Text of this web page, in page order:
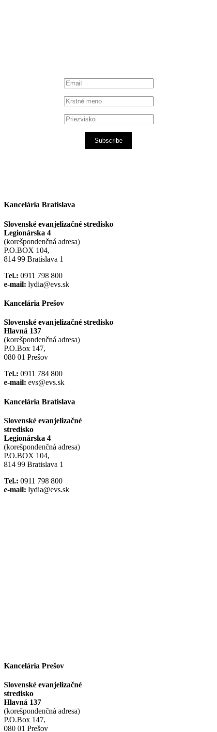
Subscribe
Kancelária Bratislava
Slovenské evanjelizačné stredisko
Legionárska 4
(korešpondenčná adresa)
P.O.BOX 104,
814 99 Bratislava 1
Tel.: 0911 798 800
e-mail: lydia@evs.sk
Kancelária Prešov
Slovenské evanjelizačné stredisko
Hlavná 137
(korešpondenčná adresa)
P.O.Box 147,
080 01 Prešov
Tel.: 0911 784 800
e-mail: evs@evs.sk
Kancelária Bratislava
Slovenské evanjelizačné
stredisko
Legionárska 4
(korešpondenčná adresa)
P.O.BOX 104,
814 99 Bratislava 1
Tel.: 0911 798 800
e-mail: lydia@evs.sk
Kancelária Prešov
Slovenské evanjelizačné
stredisko
Hlavná 137
(korešpondenčná adresa)
P.O.Box 147,
080 01 Prešov